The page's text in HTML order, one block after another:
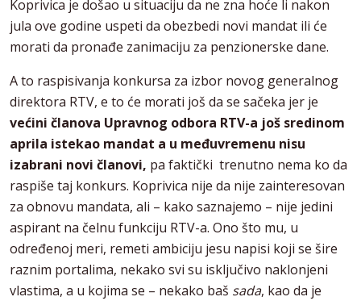
Koprivica je došao u situaciju da ne zna hoće li nakon
jula ove godine uspeti da obezbedi novi mandat ili će
morati da pronađe zanimaciju za penzionerske dane.
A to raspisivanja konkursa za izbor novog generalnog
direktora RTV, e to će morati još da se sačeka jer je
većini članova Upravnog odbora RTV-a još sredinom
aprila istekao mandat a u međuvremenu nisu
izabrani novi članovi, pa faktički trenutno nema ko da
raspiše taj konkurs. Koprivica nije da nije zainteresovan
za obnovu mandata, ali – kako saznajemo – nije jedini
aspirant na čelnu funkciju RTV-a. Ono što mu, u
određenoj meri, remeti ambiciju jesu napisi koji se šire
raznim portalima, nekako svi su isključivo naklonjeni
vlastima, a u kojima se – nekako baš sada, kao da je